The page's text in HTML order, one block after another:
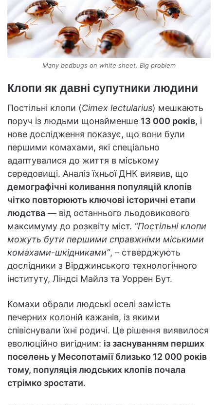
Many bedbugs on white sheet. Big problem
Клопи як давні супутники людини
Постільні клопи (Cimex lectularius) мешкають
поруч із людьми щонайменше 13 000 років, і
нове дослідження показує, що вони були
першими комахами, які спеціально
адаптувалися до життя в міському
середовищі. Аналіз їхньої ДНК виявив, що
демографічні коливання популяцій клопів
чітко повторюють ключові історичні етапи
людства — від останнього льодовикового
максимуму до розквіту міст. “Постільні клопи
можуть бути першими справжніми міськими
комахами-шкідниками”, – стверджують
дослідники з Вірджинського технологічного
інституту, Ліндсі Майлз та Уоррен Бут.
Комахи обрали людські оселі замість
печерних колоній кажанів, із якими
співіснували їхні родичі. Це рішення виявилося
еволюційно вигідним: із заснуванням перших
поселень у Месопотамії близько 12 000 років
тому, популяція людських клопів почала
стрімко зростати.